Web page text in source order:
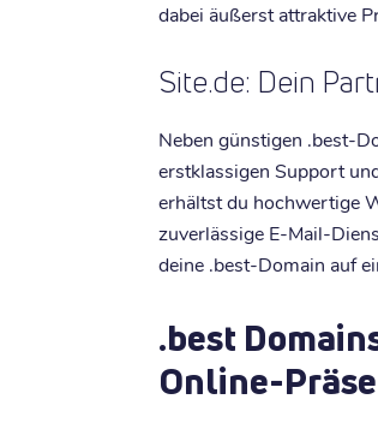
dabei äußerst attraktive
Site.de: Dein
Neben günstigen .best-
erstklassigen Support
erhältst du hochwertige
zuverlässige E-Mail-
deine .best-Domain auf
.best
Online-